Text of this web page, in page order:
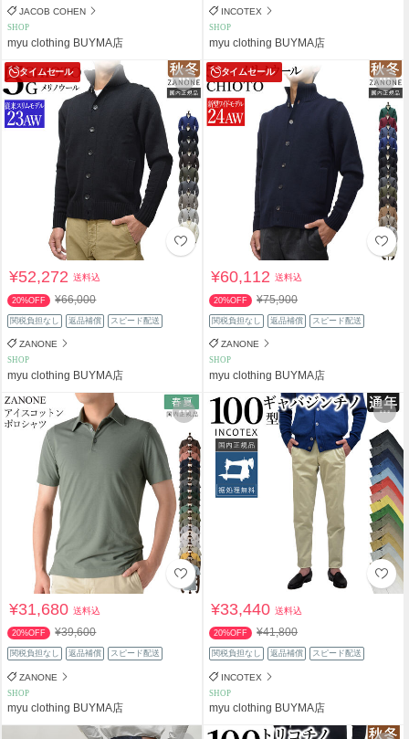
JACOB COHEN
SHOP
myu clothing BUYMA店
INCOTEX
SHOP
myu clothing BUYMA店
タイムセール
¥52,272送料込
20%OFF ¥66,000
関税負担なし 返品補償 スピード配送
ZANONE
SHOP
myu clothing BUYMA店
タイムセール
¥60,112送料込
20%OFF ¥75,900
関税負担なし 返品補償 スピード配送
ZANONE
SHOP
myu clothing BUYMA店
¥31,680送料込
20%OFF ¥39,600
関税負担なし 返品補償 スピード配送
ZANONE
SHOP
myu clothing BUYMA店
¥33,440送料込
20%OFF ¥41,800
関税負担なし 返品補償 スピード配送
INCOTEX
SHOP
myu clothing BUYMA店